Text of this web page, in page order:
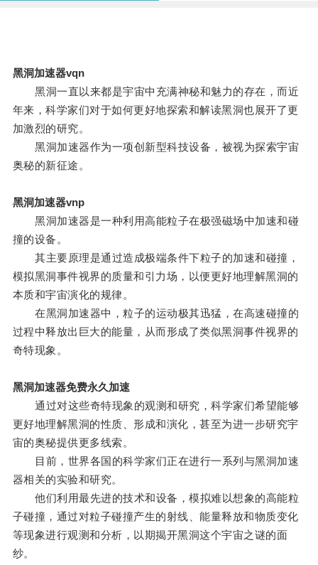
黑洞加速器vqn
黑洞一直以来都是宇宙中充满神秘和魅力的存在，而近
年来，科学家们对于如何更好地探索和解读黑洞也展开了更
加激烈的研究。
黑洞加速器作为一项创新型科技设备，被视为探索宇宙
奥秘的新征途。
黑洞加速器vnp
黑洞加速器是一种利用高能粒子在极强磁场中加速和碰
撞的设备。
其主要原理是通过造成极端条件下粒子的加速和碰撞，
模拟黑洞事件视界的质量和引力场，以便更好地理解黑洞的
本质和宇宙演化的规律。
在黑洞加速器中，粒子的运动极其迅猛，在高速碰撞的
过程中释放出巨大的能量，从而形成了类似黑洞事件视界的
奇特现象。
黑洞加速器免费永久加速
通过对这些奇特现象的观测和研究，科学家们希望能够
更好地理解黑洞的性质、形成和演化，甚至为进一步研究宇
宙的奥秘提供更多线索。
目前，世界各国的科学家们正在进行一系列与黑洞加速
器相关的实验和研究。
他们利用最先进的技术和设备，模拟难以想象的高能粒
子碰撞，通过对粒子碰撞产生的射线、能量释放和物质变化
等现象进行观测和分析，以期揭开黑洞这个宇宙之谜的面
纱。